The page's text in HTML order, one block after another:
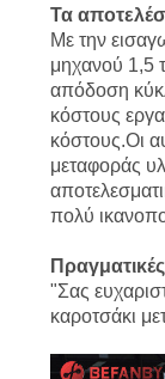
Τα
Με την
μηχανού 1,5
απόδοση
κόστους
κόστους.Οι
μεταφοράς
πολύ
"Σας
καροτσάκι